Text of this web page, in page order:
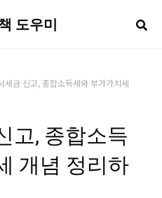
도우미
세금 신고, 종합소득세와 부가가치세
고, 종합소득
개념 정리하